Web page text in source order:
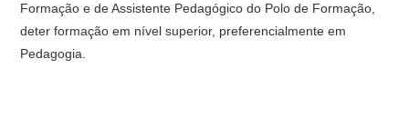
Formação e de Assistente Pedagógico do Polo de Formação,
deter formação em nível superior, preferencialmente em
Pedagogia.